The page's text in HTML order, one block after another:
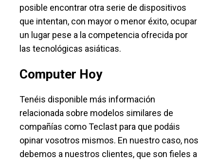
posible encontrar otra serie de dispositivos
que intentan, con mayor o menor éxito, ocupar
un lugar pese a la competencia ofrecida por
las tecnológicas asiáticas.
Computer Hoy
Tenéis disponible más información
relacionada sobre modelos similares de
compañías como Teclast para que podáis
opinar vosotros mismos. En nuestro caso, nos
debemos a nuestros clientes, que son fieles a